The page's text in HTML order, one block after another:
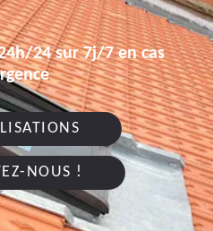
24 sur 7j/7 en cas
NOUS !